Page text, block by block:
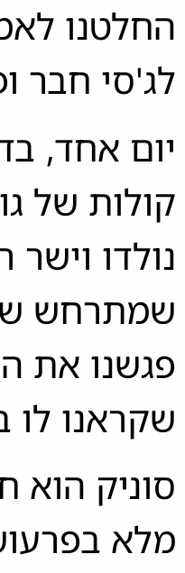
החלטנו
לג'סי חבר
יום אחד,
קולות של
נולדו
שמתרחש
פגשנו את
שקראנו לו
סוניק הוא
מלא